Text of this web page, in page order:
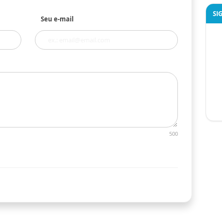
Seu e-mail
500